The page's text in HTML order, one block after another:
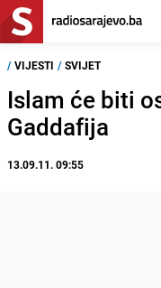
/ VIJESTI / SVIJET
Islam će biti
Gaddafija
13.09.11. 09:55